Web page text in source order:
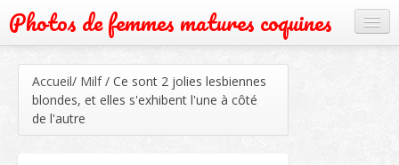
Photos de femmes matures coquines
Grand mère
Mature
Accueil/ Milf / Ce sont 2 jolies lesbiennes
blondes, et elles s'exhibent l'une à côté
de l'autre